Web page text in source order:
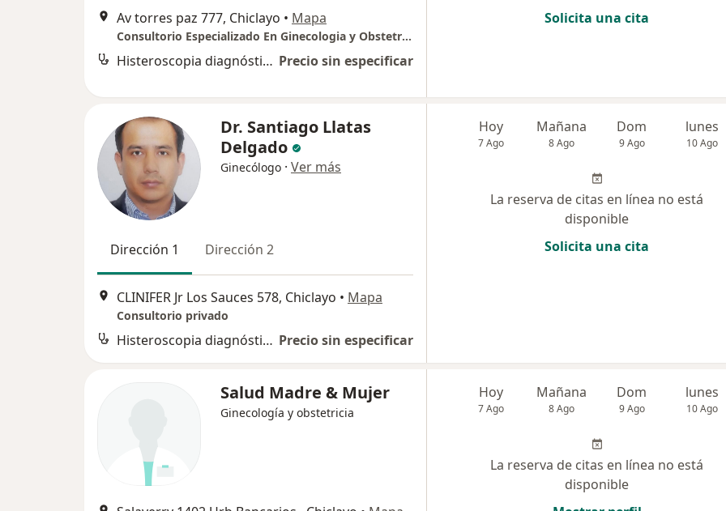
Av torres paz 777, Chiclayo • Mapa
Consultorio Especializado En Ginecologia y Obstetricia Cego
Histeroscopia diagnóstica Precio sin especificar
Solicita una cita
Dr. Santiago Llatas
Delgado
Ginecólogo · Ver más
Dirección 1 Dirección 2
CLINIFER Jr Los Sauces 578, Chiclayo • Mapa
Consultorio privado
Histeroscopia diagnóstica Precio sin especificar
Hoy
7 Ago
Mañana
8 Ago
Dom
9 Ago
lunes
10 Ago
La reserva de citas en línea no está
disponible
Solicita una cita
Salud Madre & Mujer
Ginecología y obstetricia
Hoy
7 Ago
Mañana
8 Ago
Dom
9 Ago
lunes
10 Ago
La reserva de citas en línea no está
disponible